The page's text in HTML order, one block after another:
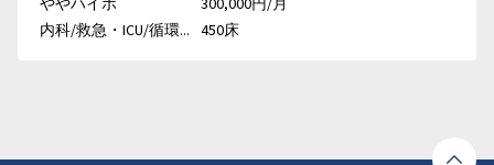
内科/救急・ICU/循環...
450床